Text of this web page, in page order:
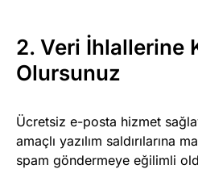
2. Veri İhlallerine
Olursunuz
Ücretsiz e-posta hizmet
amaçlı yazılım saldırılarına
spam göndermeye eğilimli